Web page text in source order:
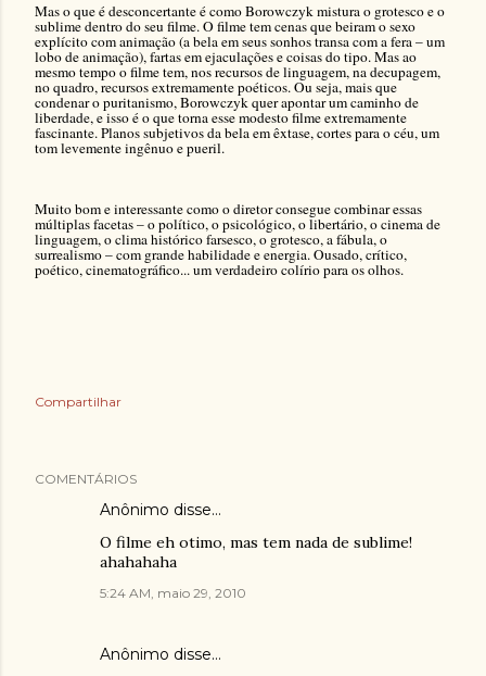
Mas o que é desconcertante é como Borowczyk mistura o grotesco e o
sublime dentro do seu filme. O filme tem cenas que beiram o sexo
explícito com animação (a bela em seus sonhos transa com a fera – um
lobo de animação), fartas em ejaculações e coisas do tipo. Mas ao
mesmo tempo o filme tem, nos recursos de linguagem, na decupagem,
no quadro, recursos extremamente poéticos. Ou seja, mais que
condenar o puritanismo, Borowczyk quer apontar um caminho de
liberdade, e isso é o que torna esse modesto filme extremamente
fascinante. Planos subjetivos da bela em êxtase, cortes para o céu, um
tom levemente ingênuo e pueril.
Muito bom e interessante como o diretor consegue combinar essas
múltiplas facetas – o político, o psicológico, o libertário, o cinema de
linguagem, o clima histórico farsesco, o grotesco, a fábula, o
surrealismo – com grande habilidade e energia. Ousado, crítico,
poético, cinematográfico... um verdadeiro colírio para os olhos.
Compartilhar
COMENTÁRIOS
Anônimo disse…
O filme eh otimo, mas tem nada de sublime!
ahahahaha
5:24 AM, maio 29, 2010
Anônimo disse…